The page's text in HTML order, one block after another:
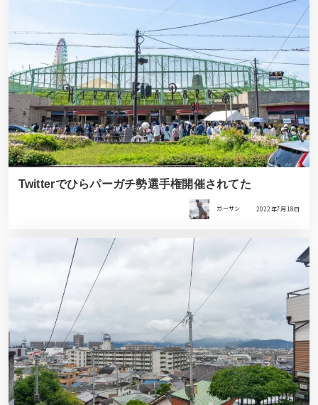
Twitterでひらパーガチ勢選手権開催されてた
ガーサン 2022年7月18日